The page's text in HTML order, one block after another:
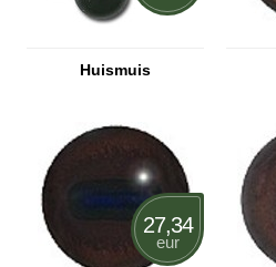
Huismuis
27,34
eur